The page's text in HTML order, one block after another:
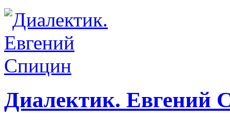
Диалектик. Евгений